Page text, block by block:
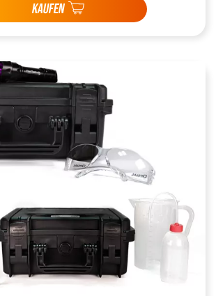
KAUFEN